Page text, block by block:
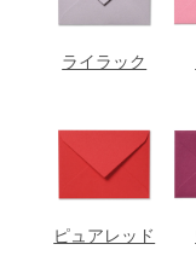
ライラック
ピュアレッド